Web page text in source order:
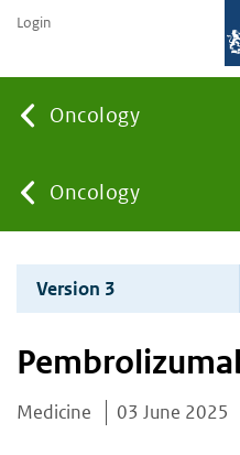
Oncology
You
are
here:
Oncology
Login
Version 3
Medicine 03 June 2025